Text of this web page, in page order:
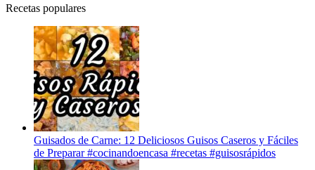
Recetas populares
Guisados de Carne: 12 Deliciosos Guisos Caseros y Fáciles
de Preparar #cocinandoencasa #recetas #guisosrápidos